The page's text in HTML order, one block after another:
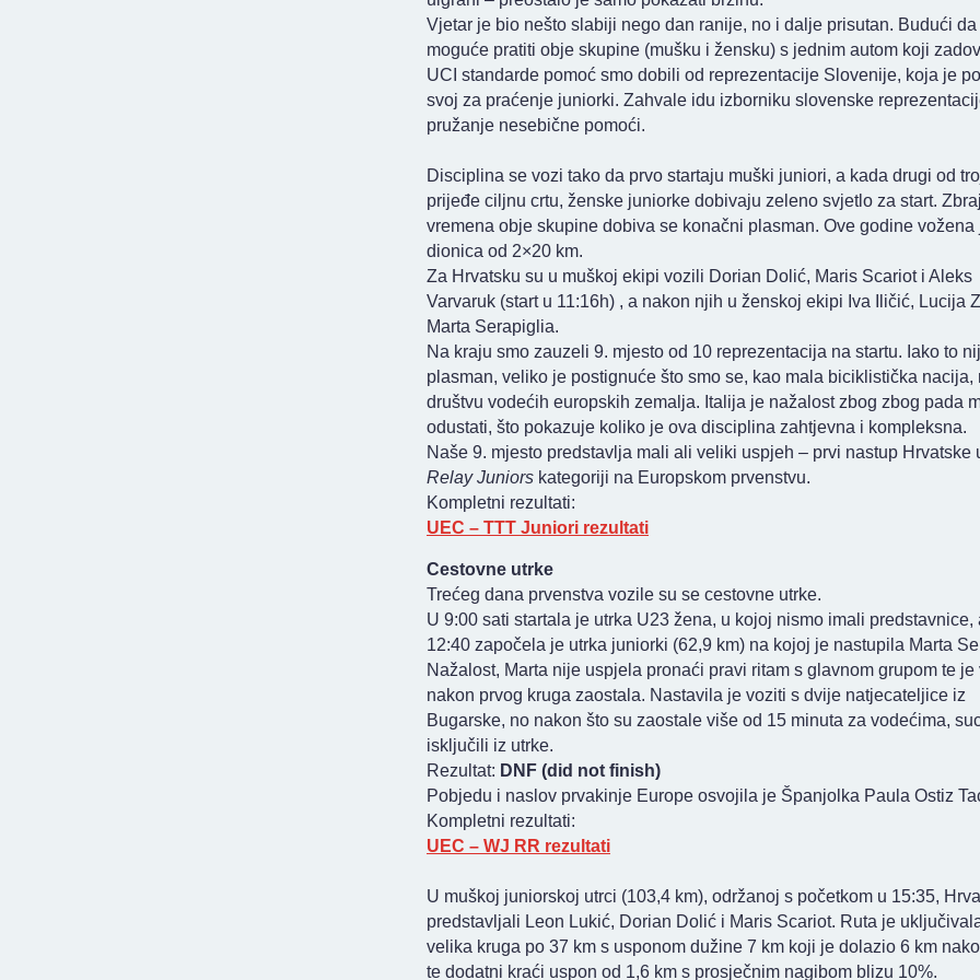
Vjetar je bio nešto slabiji nego dan ranije, no i dalje prisutan. Budući
moguće pratiti obje skupine (mušku i žensku) s jednim autom koji
UCI standarde pomoć smo dobili od reprezentacije Slovenije, koja je
svoj za praćenje juniorki. Zahvale idu izborniku slovenske
pružanje nesebične pomoći.
Disciplina se vozi tako da prvo startaju muški juniori, a kada drugi od
prijeđe ciljnu crtu, ženske juniorke dobivaju zeleno svjetlo za start.
vremena obje skupine dobiva se konačni plasman. Ove godine vožena
dionica od 2×20 km.
Za Hrvatsku su u muškoj ekipi vozili Dorian Dolić, Maris Scariot i Aleks
Varvaruk (start u 11:16h) , a nakon njih u ženskoj ekipi Iva Iličić, Lucija
Marta Serapiglia.
Na kraju smo zauzeli 9. mjesto od 10 reprezentacija na startu. Iako to
plasman, veliko je postignuće što smo se, kao mala biciklistička nacija,
društvu vodećih europskih zemalja. Italija je nažalost zbog zbog pada
odustati, što pokazuje koliko je ova disciplina zahtjevna i kompleksna.
Naše 9. mjesto predstavlja mali ali veliki uspjeh – prvi nastup Hrvatske
Relay Juniors kategoriji na Europskom prvenstvu.
Kompletni rezultati:
UEC – TTT Juniori rezultati
Cestovne utrke
Trećeg dana prvenstva vozile su se cestovne utrke.
U 9:00 sati startala je utrka U23 žena, u kojoj nismo imali predstavnice,
12:40 započela je utrka juniorki (62,9 km) na kojoj je nastupila Marta
Nažalost, Marta nije uspjela pronaći pravi ritam s glavnom grupom te je
nakon prvog kruga zaostala. Nastavila je voziti s dvije natjecateljice iz
Bugarske, no nakon što su zaostale više od 15 minuta za vodećima,
isključili iz utrke.
Rezultat: DNF (did not finish)
Pobjedu i naslov prvakinje Europe osvojila je Španjolka Paula Ostiz
Kompletni rezultati:
UEC – WJ RR rezultati
U muškoj juniorskoj utrci (103,4 km), održanoj s početkom u 15:35,
predstavljali Leon Lukić, Dorian Dolić i Maris Scariot. Ruta je
velika kruga po 37 km s usponom dužine 7 km koji je dolazio 6 km
te dodatni kraći uspon od 1,6 km s prosječnim nagibom blizu 10%.